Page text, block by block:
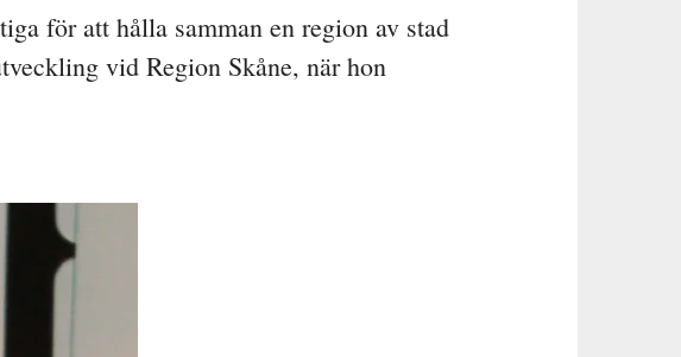
för att hålla samman en region av stad
vid Region Skåne, när hon